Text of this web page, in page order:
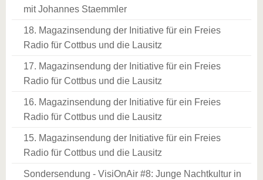
mit Johannes Staemmler
18. Magazinsendung der Initiative für ein Freies
Radio für Cottbus und die Lausitz
17. Magazinsendung der Initiative für ein Freies
Radio für Cottbus und die Lausitz
16. Magazinsendung der Initiative für ein Freies
Radio für Cottbus und die Lausitz
15. Magazinsendung der Initiative für ein Freies
Radio für Cottbus und die Lausitz
Sondersendung - VisiOnAir #8: Junge Nachtkultur in